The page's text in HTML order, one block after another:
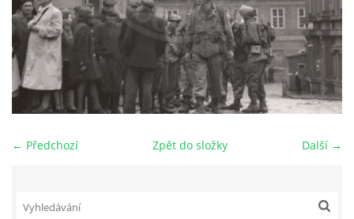
Kontakt:
tel. 773 916 275
info@domdej.cz
--------------------------------------------------------------
města Domažlice.
© 2026 eStránky.cz
← Předchozí Další →
Zpět do složky